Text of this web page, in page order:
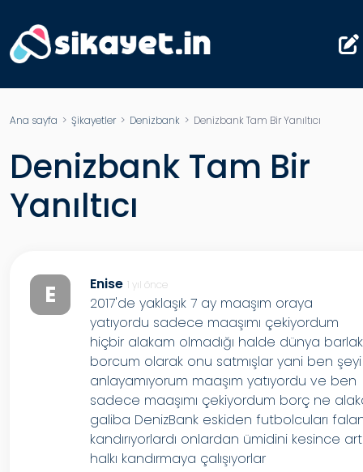
Ana sayfa > Şikayetler> Denizbank > Denizbank Tam Bir Yanıltıcı
Denizbank Tam Bir
Yanıltıcı
E Enise 1 yıl önce
2017'de yaklaşık 7 ay maaşım oraya
yatıyordu sadece maaşımı çekiyordum
hiçbir alakam olmadığı halde dünya barlak
borcum olarak onu satmışlar yani ben şeyi
anlayamıyorum maaşım yatıyordu ve ben
sadece maaşımı çekiyordum borç ne
galiba DenizBank eskiden futbolcuları
kandırıyorlardı onlardan ümidini kesince
halkı kandırmaya çalışıyorlar